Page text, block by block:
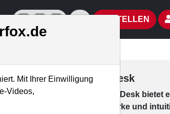
offizielle Social Media-Accounts
Aktien- und Artikelsuche
BESTELLEN
Trading-Desk
Desk bie­tet
leis­tungs­star­ke und
Mit Ihrer Einwilligung
Videos,